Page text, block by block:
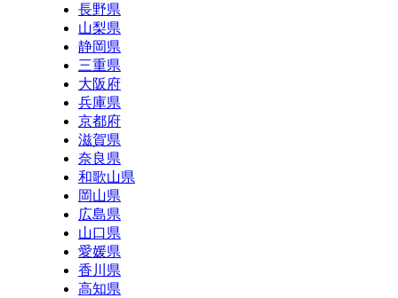
長野県
山梨県
静岡県
三重県
大阪府
兵庫県
京都府
滋賀県
奈良県
和歌山県
岡山県
広島県
山口県
愛媛県
香川県
高知県